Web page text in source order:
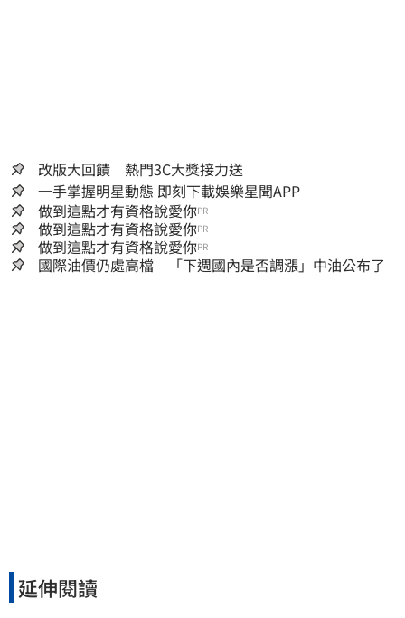
改版大回饋 熱門3C大獎接力送
一手掌握明星動態 即刻下載娛樂星聞APP
做到這點才有資格說愛你PR
做到這點才有資格說愛你PR
做到這點才有資格說愛你PR
國際油價仍處高檔 「下週國內是否調漲」中油公布了
延伸閱讀